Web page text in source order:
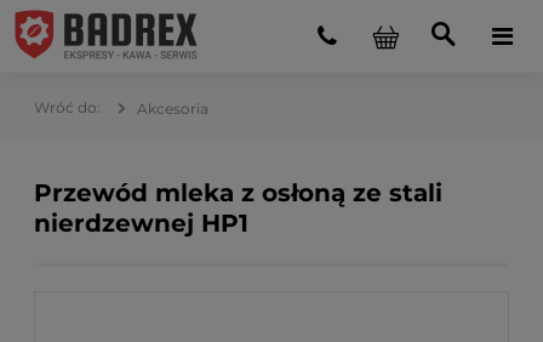
Akcesoria
Przewód mleka z osłoną ze stali
nierdzewnej HP1